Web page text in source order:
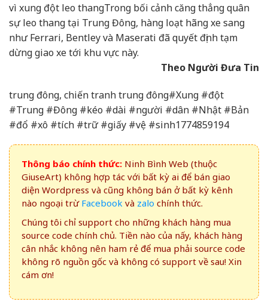
vì xung đột leo thangTrong bối cảnh căng thẳng quân
sự leo thang tại Trung Đông, hàng loạt hãng xe sang
như Ferrari, Bentley và Maserati đã quyết định tạm
dừng giao xe tới khu vực này.
Theo Người Đưa Tin
trung đông, chiến tranh trung đông#Xung #đột
#Trung #Đông #kéo #dài #người #dân #Nhật #Bản
#đổ #xô #tích #trữ #giấy #vệ #sinh1774859194
Thông báo chính thức: Ninh Bình Web (thuộc
GiuseArt) không hợp tác với bất kỳ ai để bán giao
diện Wordpress và cũng không bán ở bất kỳ kênh
nào ngoại trừ Facebook và zalo chính thức.
Chúng tôi chỉ support cho những khách hàng mua
source code chính chủ. Tiền nào của nấy, khách hàng
cân nhắc không nên ham rẻ để mua phải source code
không rõ nguồn gốc và không có support về sau! Xin
cám ơn!